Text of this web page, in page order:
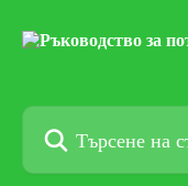
Търсене на статии...